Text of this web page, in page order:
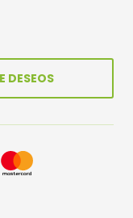
DESEOS